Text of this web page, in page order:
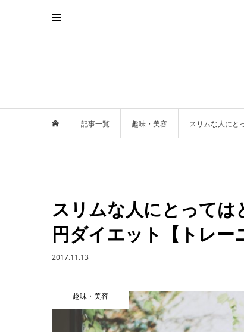
記事一覧 趣味・美容 スリムな人にと
スリムな人にとっては
円ダイエット【トレー
2017.11.13
趣味・美容